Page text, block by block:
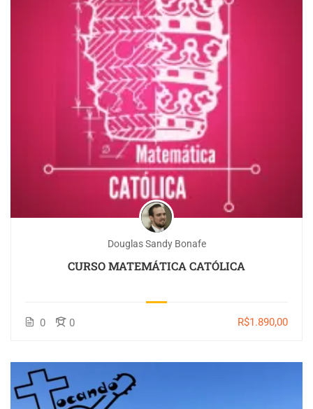
Douglas Sandy Bonafe
CURSO MATEMÁTICA CATÓLICA
0 0 R$1.890,00